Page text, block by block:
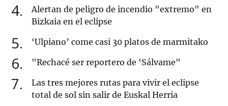
4
Alertan de peligro de incendio "extremo" en
Bizkaia en el eclipse
5 ‘Ulpiano’ come casi 30 platos de marmitako
6 "Rechacé ser reportero de ‘Sálvame"
7
Las tres mejores rutas para vivir el eclipse
total de sol sin salir de Euskal Herria